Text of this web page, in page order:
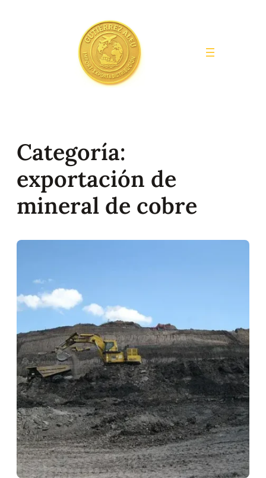
Categoría:
exportación de
mineral de cobre